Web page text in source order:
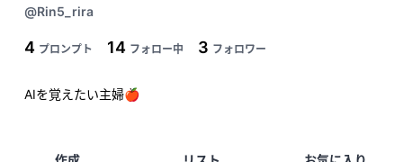
@Rin5_rira
4 プロンプト 14 フォロー中 3 フォロワー
AIを覚えたい主婦🍎